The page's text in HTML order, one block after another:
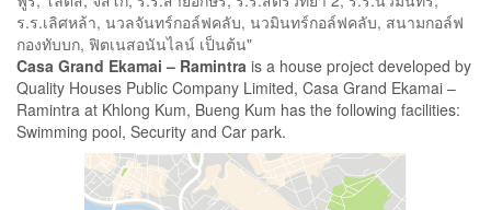
ร.ร.เลิศหล้า, นวลจันทร์กอล์ฟคลับ, นวมินทร์กอล์ฟคลับ, สนามกอล์ฟ
กองทับบก, ฟิตเนสอนันไลน์ เป็นต้น"
Casa Grand Ekamai – Ramintra is a house project developed by
Quality Houses Public Company Limited, Casa Grand Ekamai –
Ramintra at Khlong Kum, Bueng Kum has the following facilities:
Swimming pool, Security and Car park.